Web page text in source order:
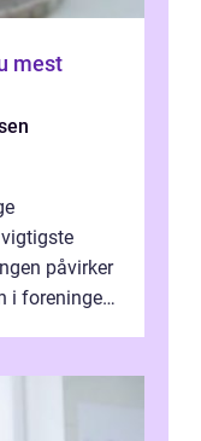
påvirker
i foreningen